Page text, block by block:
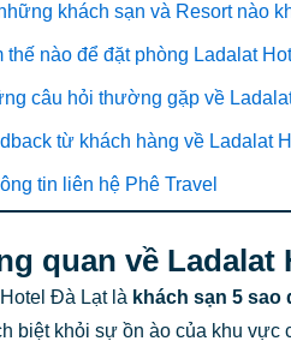
khách sạn và Resort nào
thế nào để đặt phòng Ladalat
câu hỏi thường gặp về
từ khách hàng về Ladalat
tin liên hệ Phê Travel
quan về Ladalat
Đà Lạt là khách sạn 5
biệt khỏi sự ồn ào của khu